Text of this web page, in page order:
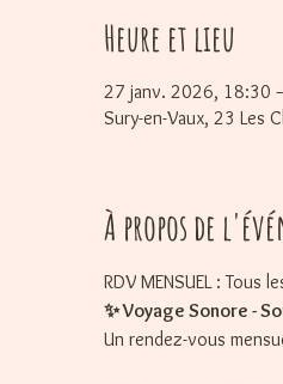
Heure et lieu
27 janv. 2026, 18:30
Sury-en-Vaux, 23 Les
À propos de
RDV MENSUEL : Tous
✨ Voyage Sonore -
Un rendez-vous